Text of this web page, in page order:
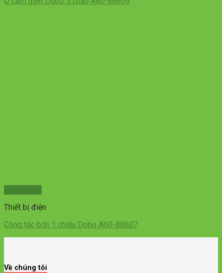
Thiết bị điện
Công tắc bốn 1 chiều Dobo A60-88607
Về chúng tôi